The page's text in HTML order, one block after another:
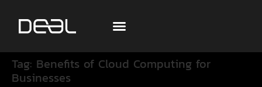
Tag: Benefits of Cloud Computing for
Businesses